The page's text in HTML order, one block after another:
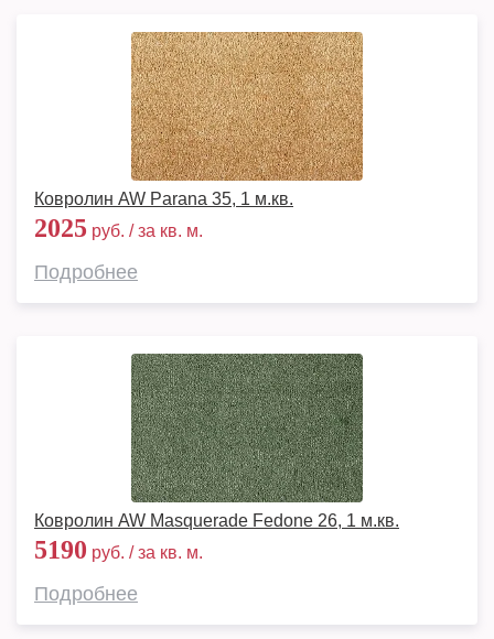
Ковролин AW Parana 35, 1 м.кв.
2025 руб. / за кв. м.
Подробнее
Ковролин AW Masquerade Fedone 26, 1 м.кв.
5190 руб. / за кв. м.
Подробнее